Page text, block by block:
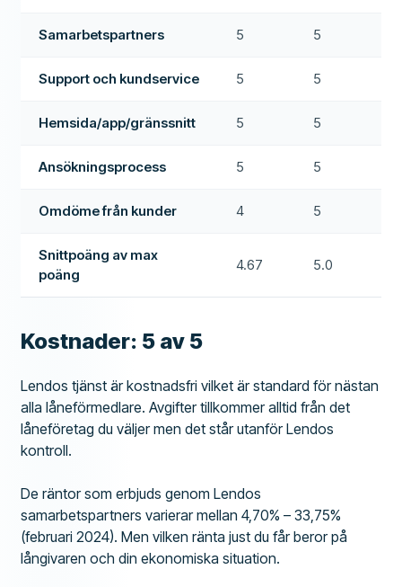
Samarbetspartners 5 5
Support och kundservice 5 5
Hemsida/app/gränssnitt 5 5
Ansökningsprocess 5 5
Omdöme från kunder 4 5
Snittpoäng av max
poäng
4.67 5.0
Kostnader: 5 av 5
Lendos tjänst är kostnadsfri vilket är standard för nästan
alla låneförmedlare. Avgifter tillkommer alltid från det
låneföretag du väljer men det står utanför Lendos
kontroll.
De räntor som erbjuds genom Lendos
samarbetspartners varierar mellan 4,70% – 33,75%
(februari 2024). Men vilken ränta just du får beror på
långivaren och din ekonomiska situation.